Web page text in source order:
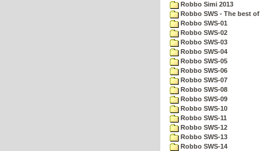
Robbo Simi 2013
Robbo SWS - The best of
Robbo SWS-01
Robbo SWS-02
Robbo SWS-03
Robbo SWS-04
Robbo SWS-05
Robbo SWS-06
Robbo SWS-07
Robbo SWS-08
Robbo SWS-09
Robbo SWS-10
Robbo SWS-11
Robbo SWS-12
Robbo SWS-13
Robbo SWS-14